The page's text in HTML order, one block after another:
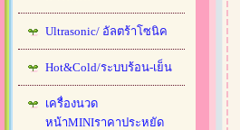
Ultrasonic/ อัลตร้าโซนิค
Hot&Cold/ระบบร้อน-เย็น
เครื่องนวด
หน้าMINIราคาประหยัด